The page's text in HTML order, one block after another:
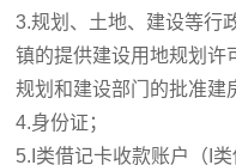
3.规划、土地、建设等行
镇的提供建设用地规划许
规划和建设部门的批准建
4.身份证；
5. I类借记卡收款账户（ I